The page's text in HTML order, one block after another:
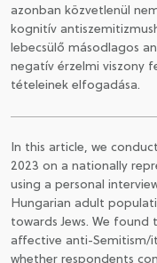
azonban közvetlenül
kognitív
lebecsülő másodlagos
negatív érzelmi viszony
tételeinek elfogadása.
In this article, we
2023 on a nationally
using a personal
Hungarian adult
towards Jews. We
affective anti-Semitism/
whether respondents